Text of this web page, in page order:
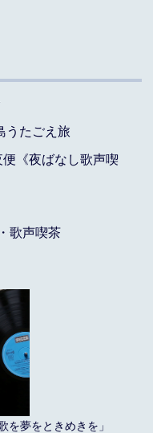
うたごえ旅
《夜ばなし歌声喫
歌声喫茶
を夢をときめきを」